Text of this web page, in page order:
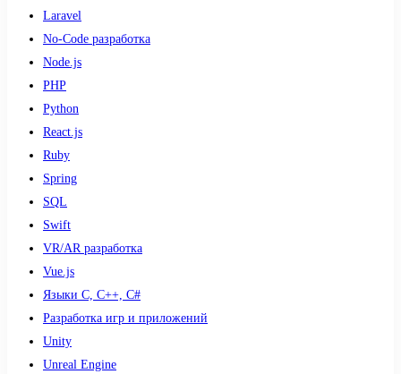
Laravel
No-Code разработка
Node.js
PHP
Python
React.js
Ruby
Spring
SQL
Swift
VR/AR разработка
Vue.js
Языки С, С++, С#
Разработка игр и приложений
Unity
Unreal Engine